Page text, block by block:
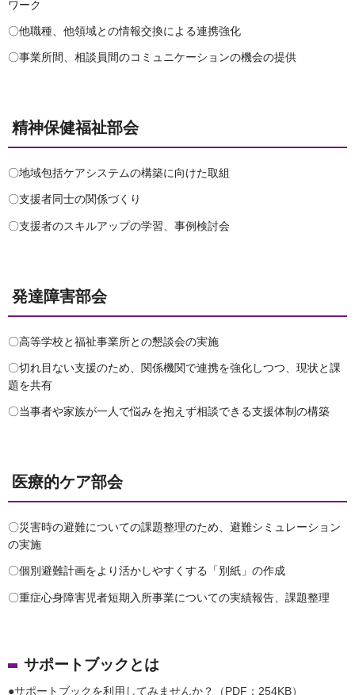
ワーク
〇他職種、他領域との情報交換による連携強化
〇事業所間、相談員間のコミュニケーションの機会の提供
精神保健福祉部会
〇地域包括ケアシステムの構築に向けた取組
〇支援者同士の関係づくり
〇支援者のスキルアップの学習、事例検討会
発達障害部会
〇高等学校と福祉事業所との懇談会の実施
〇切れ目ない支援のため、関係機関で連携を強化しつつ、現状と課
題を共有
〇当事者や家族が一人で悩みを抱えず相談できる支援体制の構築
医療的ケア部会
〇災害時の避難についての課題整理のため、避難シミュレーション
の実施
〇個別避難計画をより活かしやすくする「別紙」の作成
〇重症心身障害児者短期入所事業についての実績報告、課題整理
サポートブックとは
●サポートブックを利用してみませんか？（PDF：254KB）